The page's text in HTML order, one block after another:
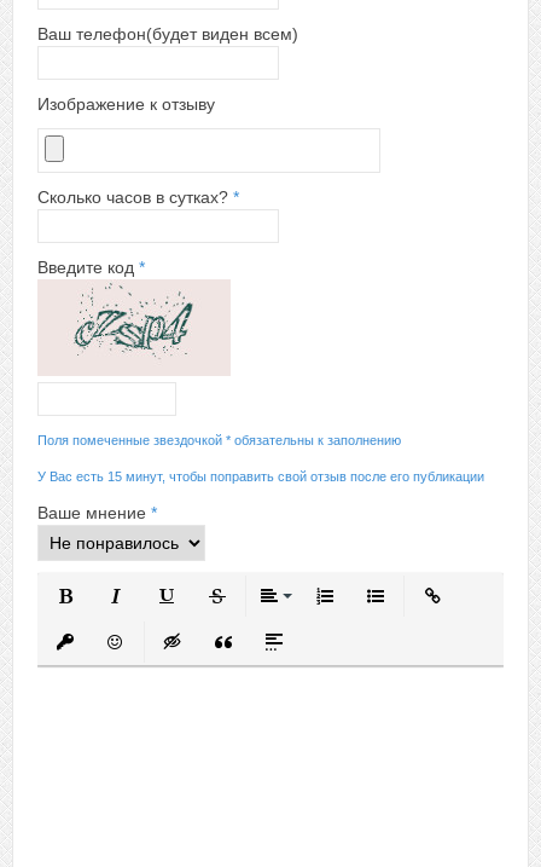
Ваш телефон(будет виден всем)
Изображение к отзыву
Сколько часов в сутках? *
Введите код *
Поля помеченные звездочкой * обязательны к заполнению
У Вас есть 15 минут, чтобы поправить свой отзыв после его публикации
Ваше мнение *
Маркированный
Вставить
Вставить защищенную ссылку
Вставить смайлик
Вставка скрытого текста
Вставка цитаты
Вставка спойлера